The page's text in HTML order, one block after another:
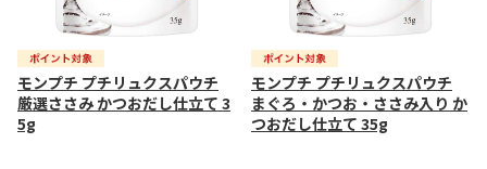
モンプチ プチリュクスパウチ
厳選ささみ かつおだし仕立て 3
5g
モンプチ プチリュクスパウチ
まぐろ・かつお・ささみ入り か
つおだし仕立て 35g